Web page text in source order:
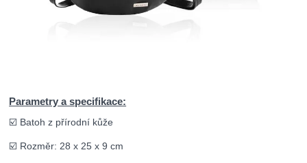
Parametry a specifikace:
☑️ Batoh z přírodní kůže
☑️ Rozměr: 28 x 25 x 9 cm